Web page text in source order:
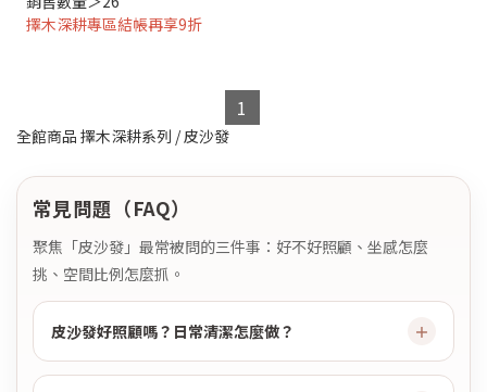
擇木深耕專區結帳再享9折
1
全館商品 擇木深耕系列 /皮沙發
常見問題（FAQ）
聚焦「皮沙發」最常被問的三件事：好不好照顧、坐感怎麼
挑、空間比例怎麼抓。
皮沙發好照顧嗎？日常清潔怎麼做？